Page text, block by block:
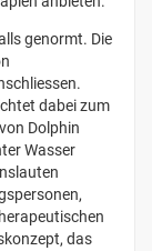
genormt. Die
dabei zum
Dolphin
Wasser
das